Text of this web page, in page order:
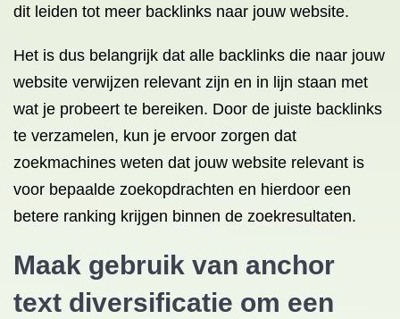
dit leiden tot meer backlinks naar jouw website.
Het is dus belangrijk dat alle backlinks die naar jouw
website verwijzen relevant zijn en in lijn staan met
wat je probeert te bereiken. Door de juiste backlinks
te verzamelen, kun je ervoor zorgen dat
zoekmachines weten dat jouw website relevant is
voor bepaalde zoekopdrachten en hierdoor een
betere ranking krijgen binnen de zoekresultaten.
Maak gebruik van anchor
text diversificatie om een